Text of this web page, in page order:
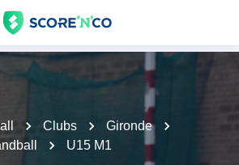
Clubs
Gironde
U15 M1